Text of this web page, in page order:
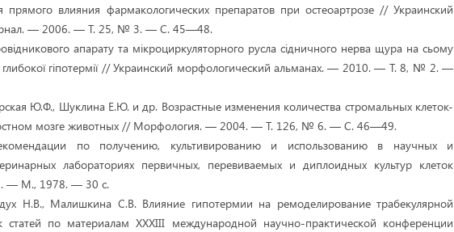
прямого влияния фармакологических препаратов при остеоартрозе // Украинский
— 2006. — Т. 25, № 3. — С. 45—48.
апарату та мікроциркуляторного русла сідничного нерва щура на сьому
глибокої гіпотермії // Украинский морфологический альманах. — 2010. — Т. 8, № 2. —
Ю.Ф., Шуклина Е.Ю. и др. Возрастные изменения количества стромальных клеток-
мозге животных // Морфология. — 2004. — Т. 126, № 6. — С. 46—49.
по получению, культивированию и использованию в научных и
лабораториях первичных, перевиваемых и диплоидных культур клеток
— М., 1978. — 30 с.
Н.В., Малишкина С.В. Влияние гипотермии на ремоделирование трабекулярной
по материалам XXXIII международной научно-практической конференции